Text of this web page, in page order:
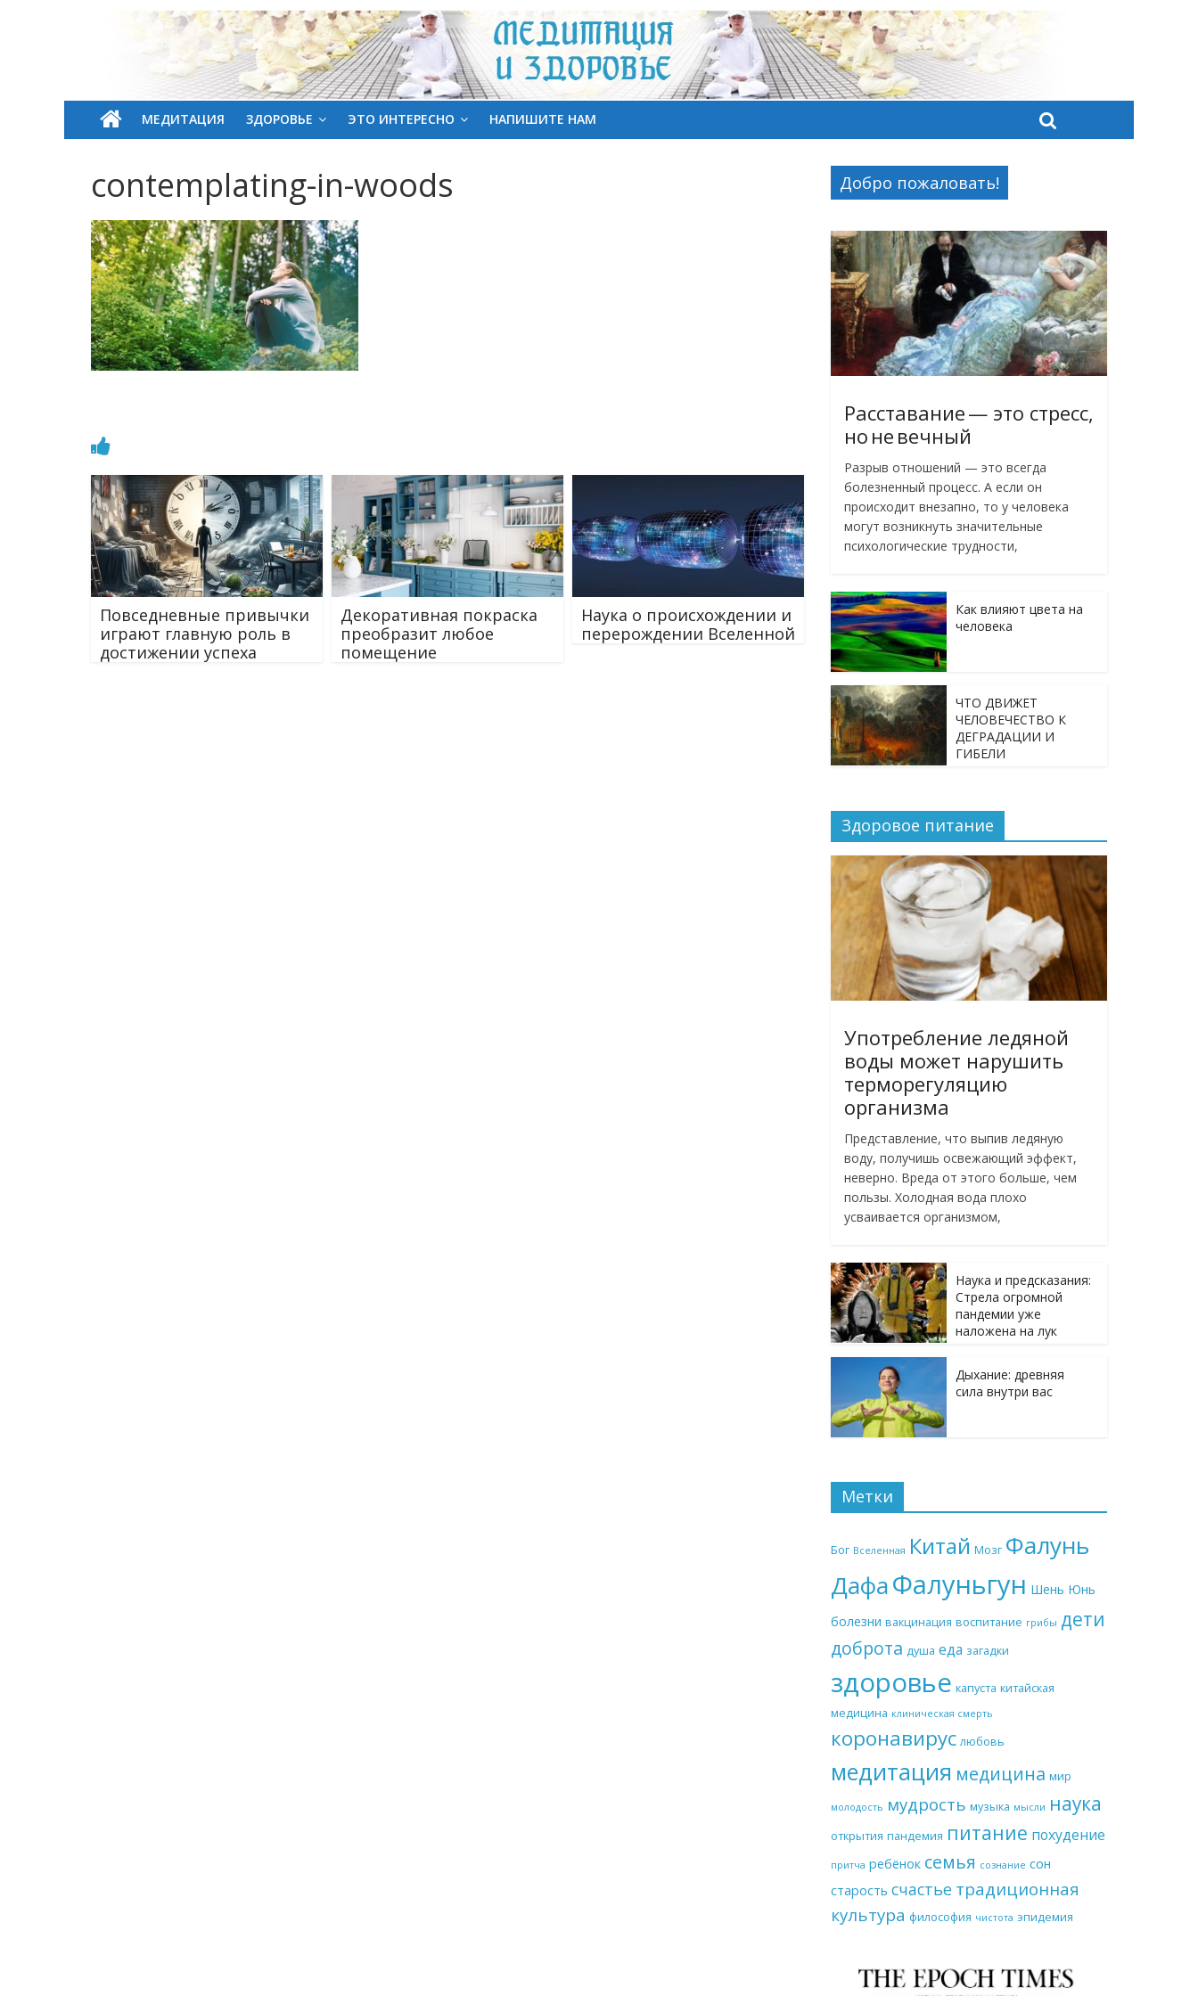
МЕДИТАЦИЯ ЗДОРОВЬЕ ЭТО ИНТЕРЕСНО НАПИШИТЕ НАМ
contemplating-in-woods
Повседневные привычки
играют главную роль в
достижении успеха
Декоративная покраска
преобразит любое
помещение
Наука о происхождении и
перерождении Вселенной
Добро пожаловать!
Расставание — это стресс,
но не вечный
Разрыв отношений — это всегда
болезненный процесс. А если он
происходит внезапно, то у человека
могут возникнуть значительные
психологические трудности,
Как влияют цвета на
человека
ЧТО ДВИЖЕТ
ЧЕЛОВЕЧЕСТВО К
ДЕГРАДАЦИИ И
ГИБЕЛИ
Здоровое питание
Употребление ледяной
воды может нарушить
терморегуляцию
организма
Представление, что выпив ледяную
воду, получишь освежающий эффект,
неверно. Вреда от этого больше, чем
пользы. Холодная вода плохо
усваивается организмом,
Наука и предсказания:
Стрела огромной
пандемии уже
наложена на лук
Дыхание: древняя
сила внутри вас
Метки
Бог Вселенная Китай Мозг Фалунь
ДафаФалуньгун Шень Юнь
болезни вакцинация воспитание грибы дети
доброта душа еда загадки
здоровье капуста китайская
медицина клиническая смерть
коронавирус любовь
медитация медицина мир
молодость мудрость музыка мысли наука
открытия пандемия питание похудение
притча ребёнок семья сознание сон
старость счастье традиционная
культура философия чистота эпидемия